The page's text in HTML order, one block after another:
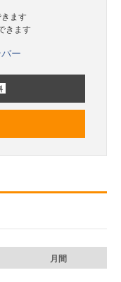
ます
きます
ー
月間